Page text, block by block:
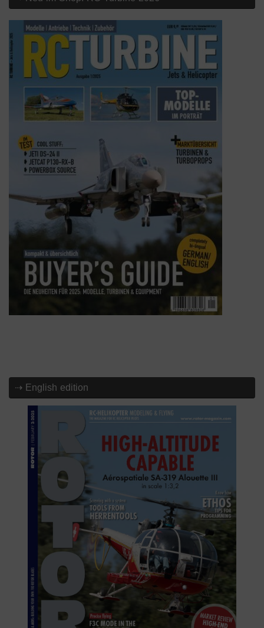
⇢ English edition